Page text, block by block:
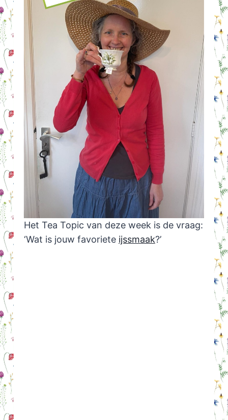
Het Tea Topic van deze week is de vraag:
‘Wat is jouw favoriete ijssmaak?’